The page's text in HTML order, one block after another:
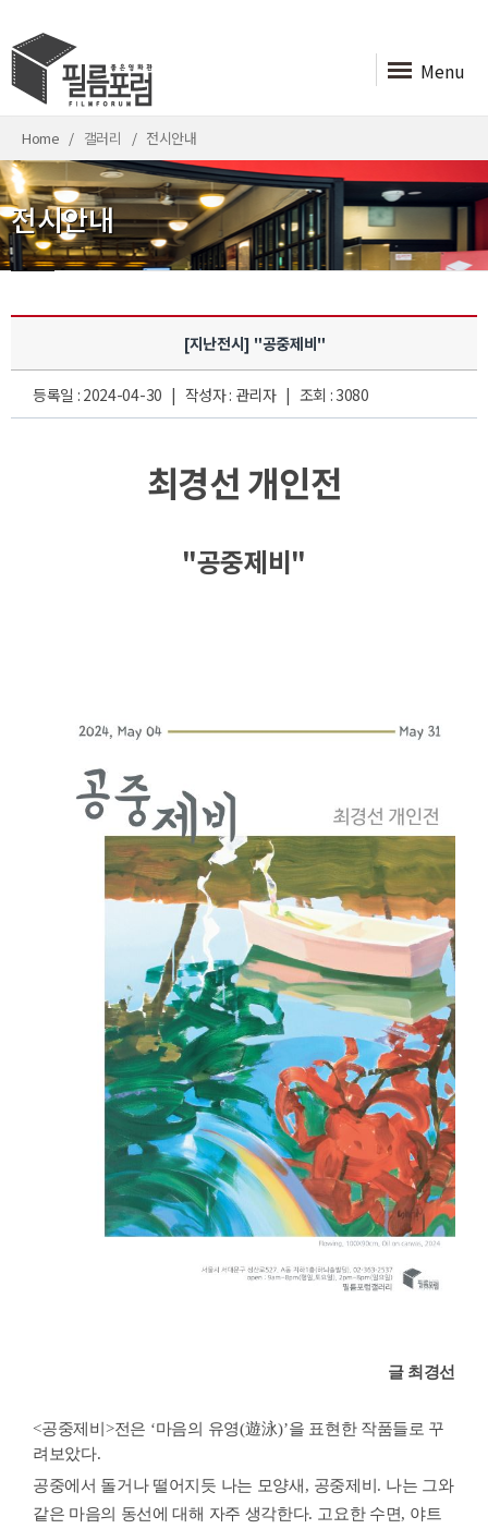
Menu
Home 갤러리 전시안내
전시안내
[지난전시] "공중제비"
등록일 : 2024-04-30 | 작성자 : 관리자 | 조회 : 3080
최경선 개인전
"공중제비"
글 최경선
<공중제비 >전은 ‘마음의 유영(遊泳)’을 표현한 작품들로 꾸
려보았다.
공중에서 돌거나 떨어지듯 나는 모양새 , 공중제비 . 나는 그와
같은 마음의 동선에 대해 자주 생각한다. 고요한 수면, 야트